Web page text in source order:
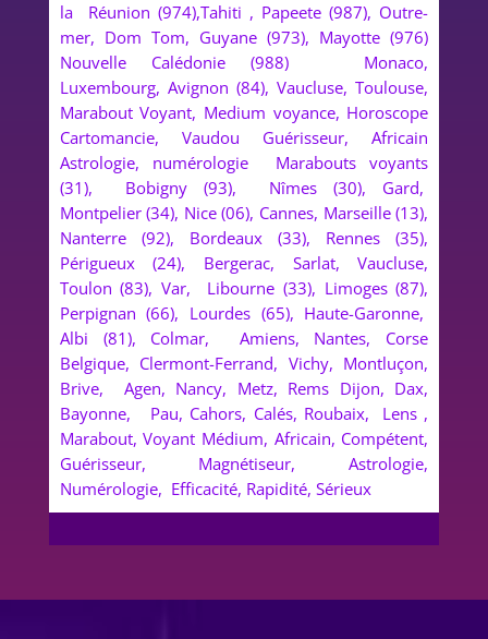
la Réunion (974),Tahiti , Papeete (987), Outre-
mer, Dom Tom, Guyane (973), Mayotte (976)
Nouvelle Calédonie (988) Monaco,
Luxembourg, Avignon (84), Vaucluse, Toulouse,
Marabout Voyant, Medium voyance, Horoscope
Cartomancie, Vaudou Guérisseur, Africain
Astrologie, numérologie Marabouts voyants
(31), Bobigny (93), Nîmes (30), Gard,
Montpelier (34), Nice (06), Cannes, Marseille (13),
Nanterre (92), Bordeaux (33), Rennes (35),
Périgueux (24), Bergerac, Sarlat, Vaucluse,
Toulon (83), Var, Libourne (33), Limoges (87),
Perpignan (66), Lourdes (65), Haute-Garonne,
Albi (81), Colmar, Amiens, Nantes, Corse
Belgique, Clermont-Ferrand, Vichy, Montluçon,
Brive, Agen, Nancy, Metz, Rems Dijon, Dax,
Bayonne, Pau, Cahors, Calés, Roubaix, Lens ,
Marabout, Voyant Médium, Africain, Compétent,
Guérisseur, Magnétiseur, Astrologie,
Numérologie, Efficacité, Rapidité, Sérieux